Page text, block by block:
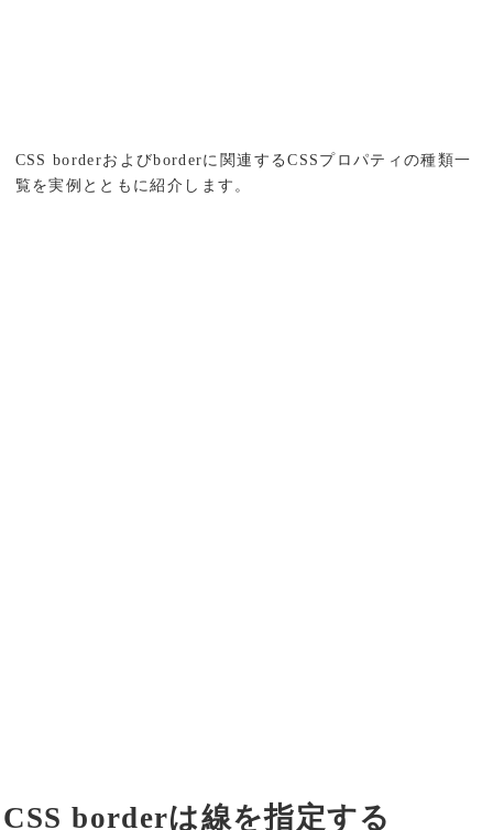
CSS borderおよびborderに関連するCSSプロパティの種類一
覧を実例とともに紹介します。
CSS borderは線を指定する